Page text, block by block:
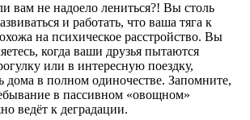
вам не надоело лениться?! Вы столь
и работать, что ваша тяга к
на психическое расстройство. Вы
когда ваши друзья пытаются
или в интересную поездку,
дома в полном одиночестве. Запомните,
в пассивном «овощном»
ведёт к деградации.